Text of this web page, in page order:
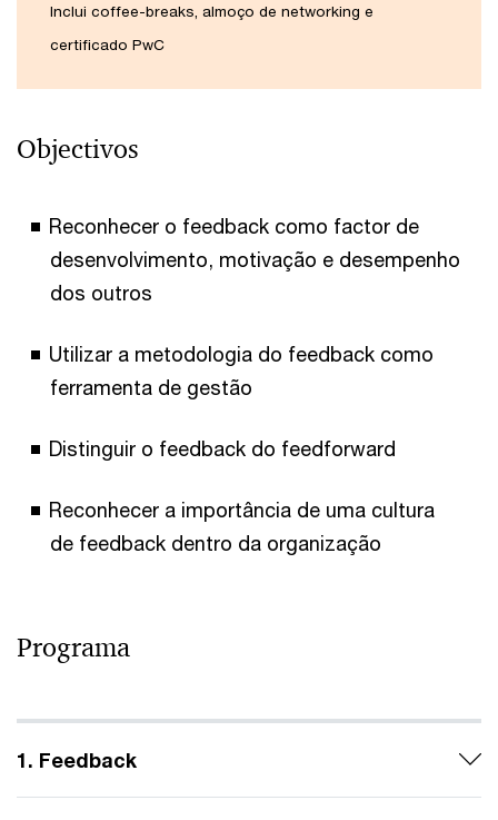
Inclui coffee-breaks, almoço de networking e
certificado PwC
Objectivos
Reconhecer o feedback como factor de
desenvolvimento, motivação e desempenho
dos outros
Utilizar a metodologia do feedback como
ferramenta de gestão
Distinguir o feedback do feedforward
Reconhecer a importância de uma cultura
de feedback dentro da organização
Programa
1. Feedback